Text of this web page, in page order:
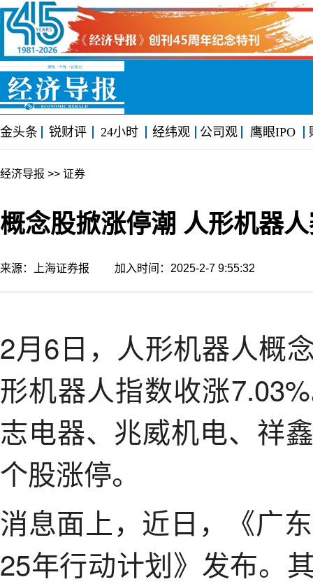
金头条 锐财评 24小时 经纬观 公司观 鹰眼IPO
经济导报 >> 证券
概念股掀涨停潮 人形机器
来源：上海证券报 加入时间：2025-2-7 9:55:32
2月6日，人形机器人概
形机器人指数收涨
志电器、兆威机电、祥
个股涨停。
消息面上，近日，《广
25年行动计划》发布。